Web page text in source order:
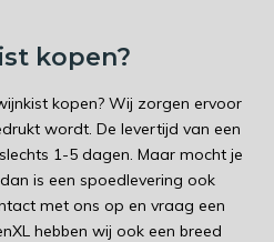
kopen?
kopen? Wij zorgen ervoor
wordt. De levertijd van een
1-5 dagen. Maar mocht je
is een spoedlevering ook
met ons op en vraag een
hebben wij ook een breed